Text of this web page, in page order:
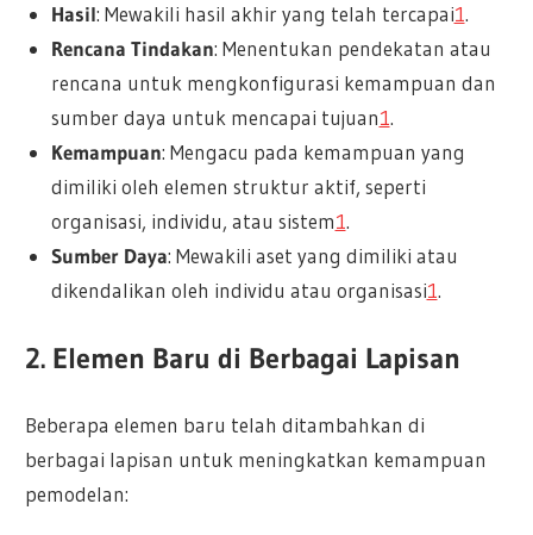
Hasil: Mewakili hasil akhir yang telah tercapai1.
Rencana Tindakan: Menentukan pendekatan atau
rencana untuk mengkonfigurasi kemampuan dan
sumber daya untuk mencapai tujuan1.
Kemampuan: Mengacu pada kemampuan yang
dimiliki oleh elemen struktur aktif, seperti
organisasi, individu, atau sistem1.
Sumber Daya: Mewakili aset yang dimiliki atau
dikendalikan oleh individu atau organisasi1.
2. Elemen Baru di Berbagai Lapisan
Beberapa elemen baru telah ditambahkan di
berbagai lapisan untuk meningkatkan kemampuan
pemodelan: